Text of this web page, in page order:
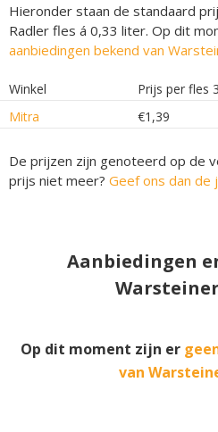
Hieronder staan de standaard
Radler fles á 0,33 liter. Op dit
aanbiedingen bekend van
Winkel Prijs per fles
Mitra
€1,39
De prijzen zijn genoteerd op de
prijs niet meer? Geef ons dan
Aanbiedingen
Op dit moment zijn er
van